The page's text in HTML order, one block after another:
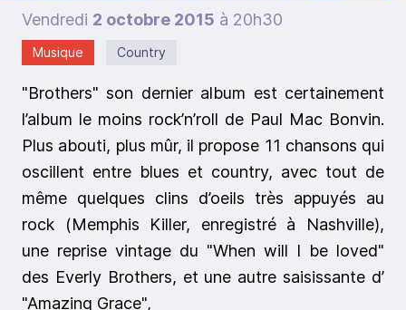
Vendredi 2 octobre 2015 à 20h30
Musique Country
"Brothers" son dernier album est certainement
l’album le moins rock’n’roll de Paul Mac Bonvin.
Plus abouti, plus mûr, il propose 11 chansons qui
oscillent entre blues et country, avec tout de
même quelques clins d’oeils très appuyés au
rock (Memphis Killer, enregistré à Nashville),
une reprise vintage du "When will I be loved"
des Everly Brothers, et une autre saisissante d’
"Amazing Grace",